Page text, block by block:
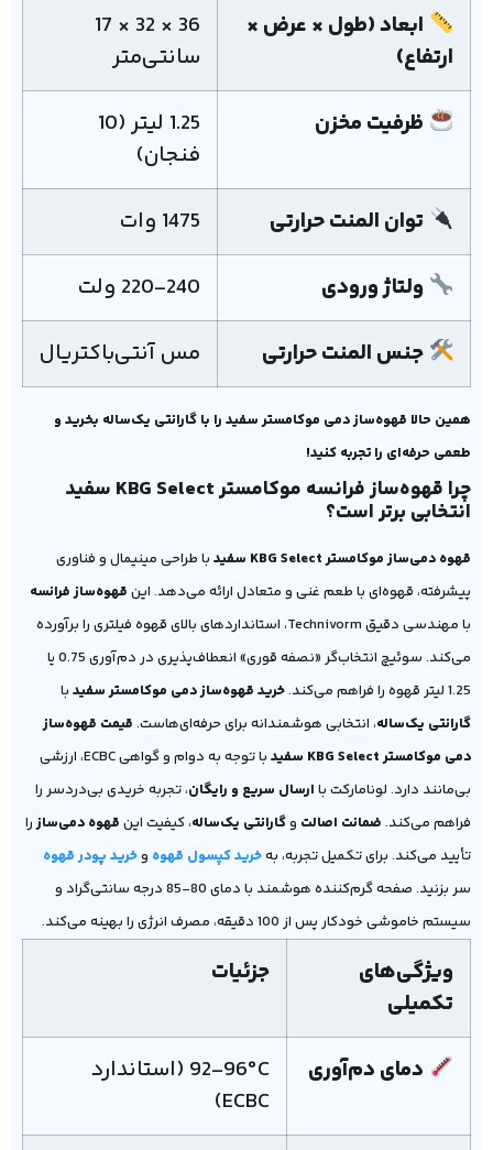
ابعاد (طول × عرض ×
ارتفاع)
36 × 32 × 17
سانتی‌متر
ظرفیت مخزن
1.25 لیتر (10
فنجان)
توان المنت حرارتی
1475 وات
ولتاژ ورودی
220-240 ولت
جنس المنت حرارتی
مس آنتی‌باکتریال
همین حالا قهوه‌ساز دمی موکامستر سفید را با گارانتی یک‌ساله بخرید و
طعمی حرفه‌ای را تجربه کنید!
چرا قهوه‌ساز فرانسه موکامستر KBG Select سفید
انتخابی برتر است؟
قهوه دمی‌ساز موکامستر KBG Select سفید
با طراحی مینیمال و فناوری
پیشرفته، قهوه‌ای با طعم غنی و متعادل ارائه می‌دهد. این قهوه‌ساز فرانسه
با مهندسی دقیق Technivorm، استانداردهای بالای قهوه فیلتری را برآورده
می‌کند. سوئیچ انتخاب‌گر «نصفه قوری» انعطاف‌پذیری در دم‌آوری 0.75 یا
1.25 لیتر قهوه را فراهم می‌کند.
خرید قهوه‌ساز دمی موکامستر سفید با
گارانتی یک‌ساله، انتخابی هوشمندانه برای حرفه‌ای‌هاست. قیمت قهوه‌ساز
دمی موکامستر KBG Select سفید
با توجه به دوام و گواهی ECBC، ارزشی
بی‌مانند دارد. لونامارکت با ارسال سریع و رایگان، تجربه خریدی بی‌دردسر را
فراهم می‌کند. ضمانت اصالت وگارانتی یک‌ساله، کیفیت این قهوه دمی‌سازرا
تأیید می‌کند. برای تکمیل تجربه، بهخرید کپسول قهوه وخرید پودر قهوه
سر بزنید. صفحه گرم‌کننده هوشمند با دمای 80-85 درجه سانتی‌گراد و
سیستم خاموشی خودکار پس از 100 دقیقه، مصرف انرژی را بهینه می‌کند.
ویژگی‌های
تکمیلی
جزئیات
دمای دم‌آوری
92-96°C (استاندارد
ECBC)